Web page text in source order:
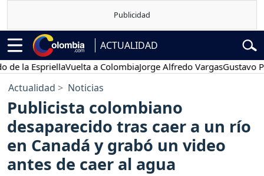
ACTUALIDAD
EspriellaVuelta a ColombiaJorge Alfredo VargasGustavo Petro
Actualidad Noticias
Publicista colombiano
desaparecido tras caer a un río
en Canadá y grabó un video
antes de caer al agua